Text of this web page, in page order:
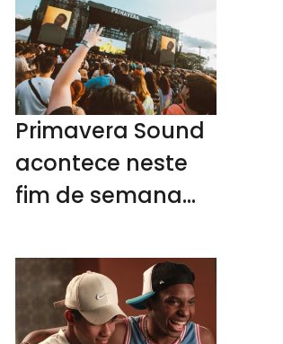
Primavera Sound
acontece neste
fim de semana